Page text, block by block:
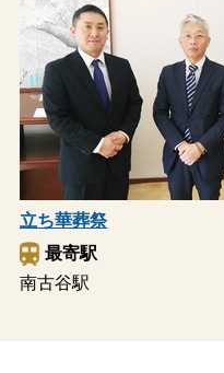
立ち華葬祭
最寄駅
南古谷駅